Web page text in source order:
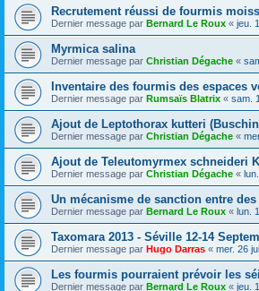
Recrutement réussi de fourmis
Dernier message par Bernard Le Roux « jeu.
Myrmica salina
Dernier message par Christian Dégache «
Inventaire des fourmis des espaces
Dernier message par Rumsaïs Blatrix « sam.
Ajout de Leptothorax kutteri
Dernier message par Christian Dégache «
Ajout de Teleutomyrmex schneideri
Dernier message par Christian Dégache «
Un mécanisme de sanction entre
Dernier message par Bernard Le Roux « lun.
Taxomara 2013 - Séville 12-14
Dernier message par Hugo Darras « mer. 26
Les fourmis pourraient prévoir les
Dernier message par Bernard Le Roux « jeu.